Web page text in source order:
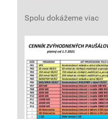
Spolu dokážeme viac